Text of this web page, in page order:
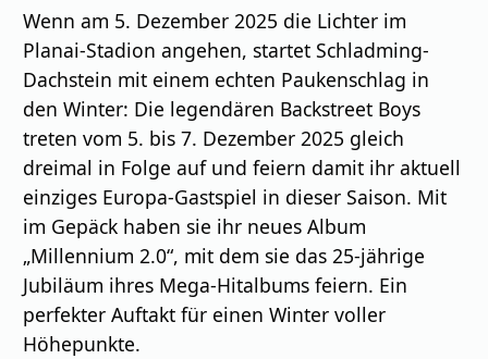
Wenn am 5. Dezember 2025 die Lichter im
Planai-Stadion angehen, startet Schladming-
Dachstein mit einem echten Paukenschlag in
den Winter: Die legendären Backstreet Boys
treten vom 5. bis 7. Dezember 2025 gleich
dreimal in Folge auf und feiern damit ihr aktuell
einziges Europa-Gastspiel in dieser Saison. Mit
im Gepäck haben sie ihr neues Album
„Millennium 2.0“, mit dem sie das 25-jährige
Jubiläum ihres Mega-Hitalbums feiern. Ein
perfekter Auftakt für einen Winter voller
Höhepunkte.